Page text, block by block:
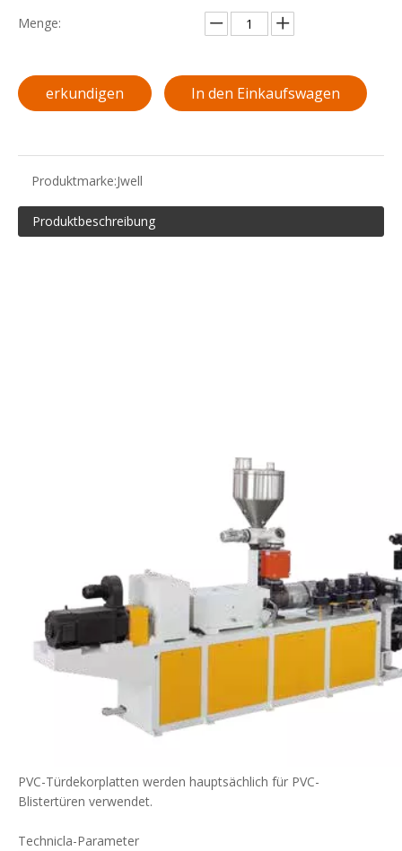
Menge:
erkundigen In den Einkaufswagen
Produktmarke:Jwell
Produktbeschreibung
PVC-Türdekorplatten werden hauptsächlich für PVC-
Blistertüren verwendet.
Technicla-Parameter